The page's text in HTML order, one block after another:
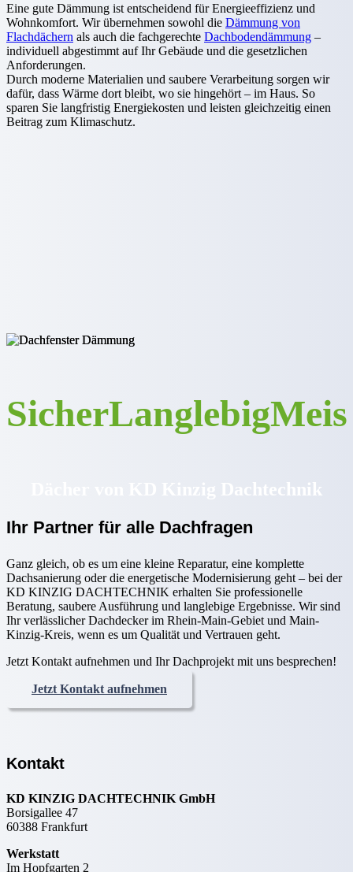
Eine gute Dämmung ist entscheidend für Energieeffizienz und
Wohnkomfort. Wir übernehmen sowohl die Dämmung von
Flachdächern als auch die fachgerechte Dachbodendämmung –
individuell abgestimmt auf Ihr Gebäude und die gesetzlichen
Anforderungen.
Durch moderne Materialien und saubere Verarbeitung sorgen wir
dafür, dass Wärme dort bleibt, wo sie hingehört – im Haus. So
sparen Sie langfristig Energiekosten und leisten gleichzeitig einen
Beitrag zum Klimaschutz.
SicherLanglebig
Dächer von KD Kinzig Dachtechnik
Ihr Partner für alle Dachfragen
Ganz gleich, ob es um eine kleine Reparatur, eine komplette
Dachsanierung oder die energetische Modernisierung geht – bei der
KD KINZIG DACHTECHNIK erhalten Sie professionelle
Beratung, saubere Ausführung und langlebige Ergebnisse. Wir sind
Ihr verlässlicher Dachdecker im Rhein-Main-Gebiet und Main-
Kinzig-Kreis, wenn es um Qualität und Vertrauen geht.
Jetzt Kontakt aufnehmen und Ihr Dachprojekt mit uns besprechen!
Jetzt Kontakt aufnehmen
Kontakt
KD KINZIG DACHTECHNIK GmbH
Borsigallee 47
60388 Frankfurt
Werkstatt
Im Hopfgarten 2